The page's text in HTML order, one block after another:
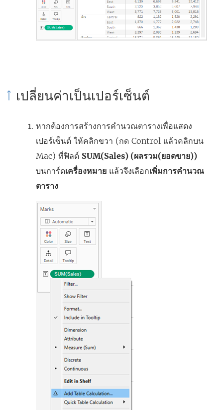
เปลี่ยนค่าเป็นเปอร์เซ็นต์
หากต้องการสร้างการคำนวณตารางเพื่อแสดง
เปอร์เซ็นต์ ให้คลิกขวา (กด Control แล้วคลิกบน
Mac) ที่ฟิลด์ SUM(Sales) (ผลรวม(ยอดขาย))
บนการ์ดเครื่องหมาย แล้วจึงเลือกเพิ่มการคำนวณ
ตาราง